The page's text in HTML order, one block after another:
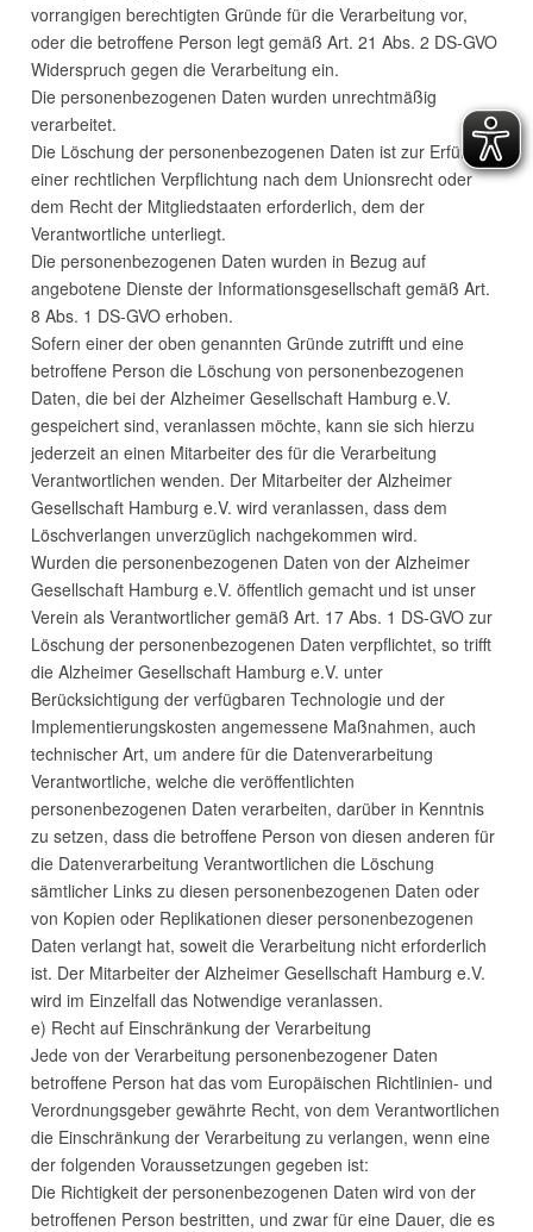
vorrangigen berechtigten Gründe für die Verarbeitung vor,
oder die betroffene Person legt gemäß Art. 21 Abs. 2 DS-GVO
Widerspruch gegen die Verarbeitung ein.
Die personenbezogenen Daten wurden unrechtmäßig
verarbeitet.
Die Löschung der personenbezogenen Daten ist zur Erfüllung
einer rechtlichen Verpflichtung nach dem Unionsrecht oder
dem Recht der Mitgliedstaaten erforderlich, dem der
Verantwortliche unterliegt.
Die personenbezogenen Daten wurden in Bezug auf
angebotene Dienste der Informationsgesellschaft gemäß Art.
8 Abs. 1 DS-GVO erhoben.
Sofern einer der oben genannten Gründe zutrifft und eine
betroffene Person die Löschung von personenbezogenen
Daten, die bei der Alzheimer Gesellschaft Hamburg e.V.
gespeichert sind, veranlassen möchte, kann sie sich hierzu
jederzeit an einen Mitarbeiter des für die Verarbeitung
Verantwortlichen wenden. Der Mitarbeiter der Alzheimer
Gesellschaft Hamburg e.V. wird veranlassen, dass dem
Löschverlangen unverzüglich nachgekommen wird.
Wurden die personenbezogenen Daten von der Alzheimer
Gesellschaft Hamburg e.V. öffentlich gemacht und ist unser
Verein als Verantwortlicher gemäß Art. 17 Abs. 1 DS-GVO zur
Löschung der personenbezogenen Daten verpflichtet, so trifft
die Alzheimer Gesellschaft Hamburg e.V. unter
Berücksichtigung der verfügbaren Technologie und der
Implementierungskosten angemessene Maßnahmen, auch
technischer Art, um andere für die Datenverarbeitung
Verantwortliche, welche die veröffentlichten
personenbezogenen Daten verarbeiten, darüber in Kenntnis
zu setzen, dass die betroffene Person von diesen anderen für
die Datenverarbeitung Verantwortlichen die Löschung
sämtlicher Links zu diesen personenbezogenen Daten oder
von Kopien oder Replikationen dieser personenbezogenen
Daten verlangt hat, soweit die Verarbeitung nicht erforderlich
ist. Der Mitarbeiter der Alzheimer Gesellschaft Hamburg e.V.
wird im Einzelfall das Notwendige veranlassen.
e) Recht auf Einschränkung der Verarbeitung
Jede von der Verarbeitung personenbezogener Daten
betroffene Person hat das vom Europäischen Richtlinien- und
Verordnungsgeber gewährte Recht, von dem Verantwortlichen
die Einschränkung der Verarbeitung zu verlangen, wenn eine
der folgenden Voraussetzungen gegeben ist:
Die Richtigkeit der personenbezogenen Daten wird von der
betroffenen Person bestritten, und zwar für eine Dauer, die es